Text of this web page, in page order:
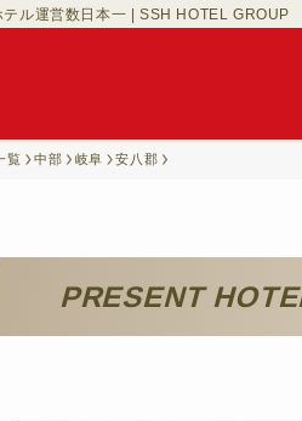
ル運営数日本一 | SSH HOTEL GROUP
覧 中部 岐阜 安八郡
PRESENT